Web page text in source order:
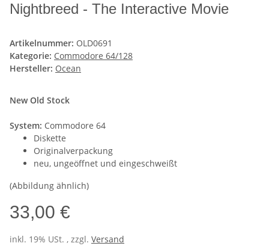
Nightbreed - The Interactive Movie
Artikelnummer: OLD0691
Kategorie: Commodore 64/128
Hersteller: Ocean
New Old Stock
System: Commodore 64
Diskette
Originalverpackung
neu, ungeöffnet und eingeschweißt
(Abbildung ähnlich)
33,00 €
inkl. 19% USt. , zzgl. Versand